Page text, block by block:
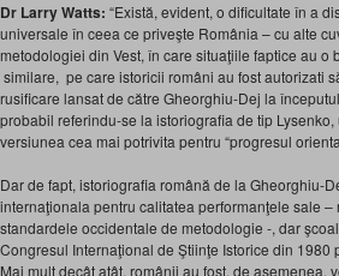
Dr Larry Watts: “Există, evident, o dificultate în a
universale în ceea ce priveşte România – cu alte
metodologiei din Vest, în care situaţiile faptice au
similare, pe care istoricii români au fost autorizati
rusificare lansat de către Gheorghiu-Dej la
probabil referindu-se la istoriografia de tip
versiunea cea mai potrivita pentru “progresul
Dar de fapt, istoriografia română de la Gheorghiu-
internaţionala pentru calitatea performanţele sale
standardele occidentale de metodologie -, dar
Congresul Internaţional de Ştiinţe Istorice din
Mai mult decât atât, românii au fost, de